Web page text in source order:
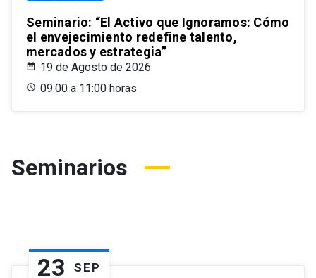
Seminario: “El Activo que Ignoramos: Cómo
el envejecimiento redefine talento,
mercados y estrategia”
19 de Agosto de 2026
09:00 a 11:00 horas
Seminarios
23 SEP